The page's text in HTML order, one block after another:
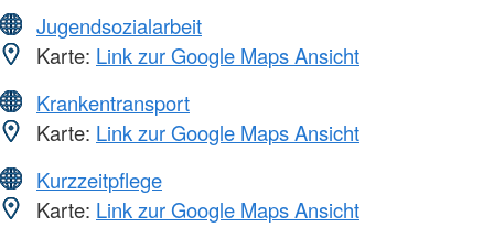
Jugendsozialarbeit
Karte: Link zur Google Maps Ansicht
Krankentransport
Karte: Link zur Google Maps Ansicht
Kurzzeitpflege
Karte: Link zur Google Maps Ansicht